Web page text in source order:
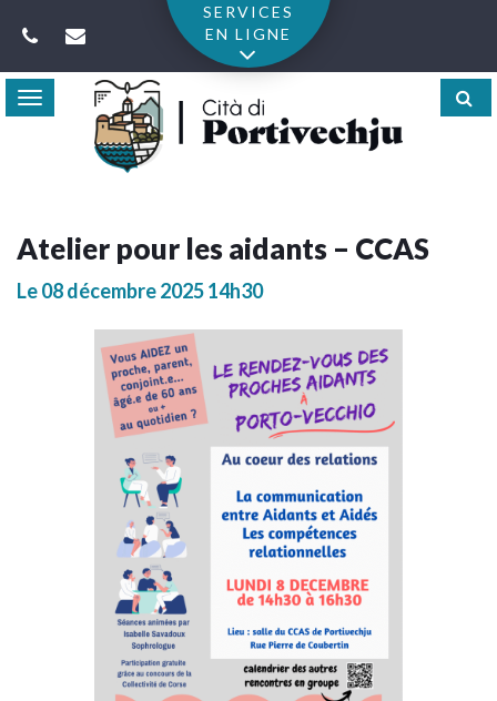
SERVICES
EN LIGNE
Toggle
navigation
Atelier pour les aidants – CCAS
Le08décembre202514h30